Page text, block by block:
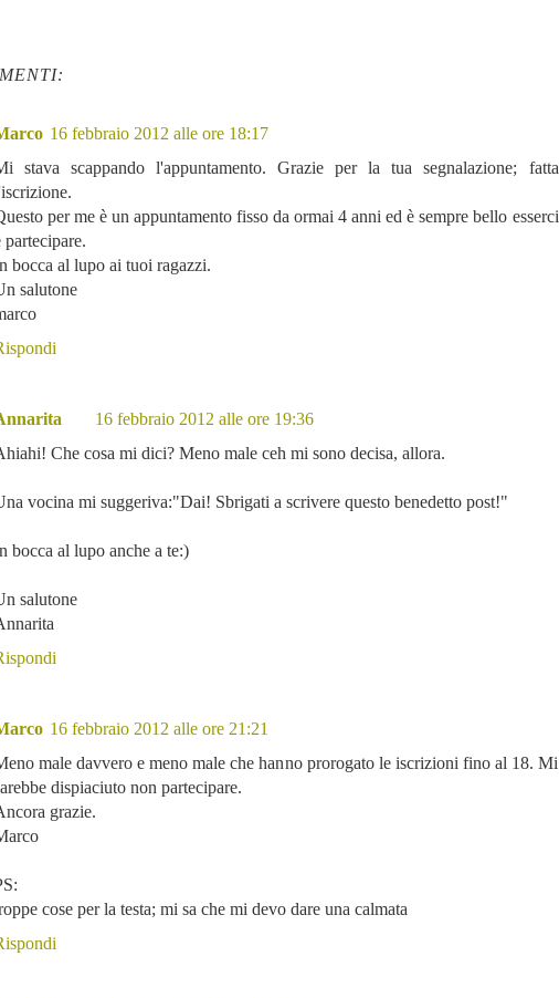
16 febbraio 2012 alle ore 18:17
stava scappando l'appuntamento. Grazie per la tua segnalazione; fatta
per me è un appuntamento fisso da ormai 4 anni ed è sempre bello esserci
partecipare.
bocca al lupo ai tuoi ragazzi.
salutone
16 febbraio 2012 alle ore 19:36
Che cosa mi dici? Meno male ceh mi sono decisa, allora.
vocina mi suggeriva:"Dai! Sbrigati a scrivere questo benedetto post!"
bocca al lupo anche a te:)
salutone
16 febbraio 2012 alle ore 21:21
male davvero e meno male che hanno prorogato le iscrizioni fino al 18. Mi
dispiaciuto non partecipare.
grazie.
cose per la testa; mi sa che mi devo dare una calmata